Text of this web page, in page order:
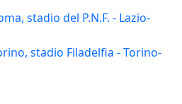
stadio del P.N.F. - Lazio-
stadio Filadelfia - Torino-